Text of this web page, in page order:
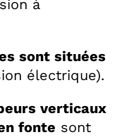
à
sont situées
électrique).
verticaux
fonte sont